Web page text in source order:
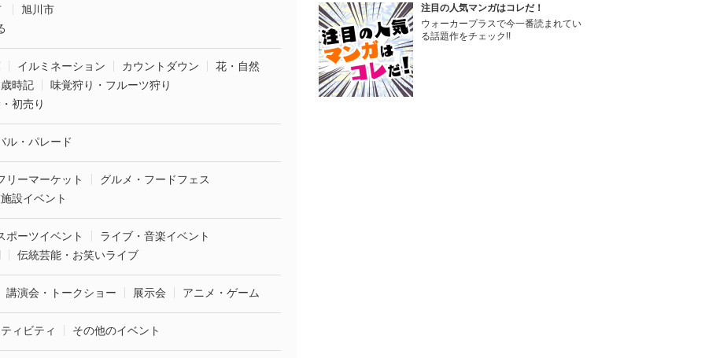
旭川市
イルミネーション カウントダウン
花・自然
時記
味覚狩り・フルーツ狩り
初売り
ル・パレード
リーマーケット
グルメ・フードフェス
設イベント
ポーツイベント
ライブ・音楽イベント
伝統芸能・お笑いライブ
講演会・トークショー 展示会 アニメ・ゲーム
ィビティ その他のイベント
注目の人気マンガはコレだ！
ウォーカープラスで今一番読まれてい
る話題作をチェック!!